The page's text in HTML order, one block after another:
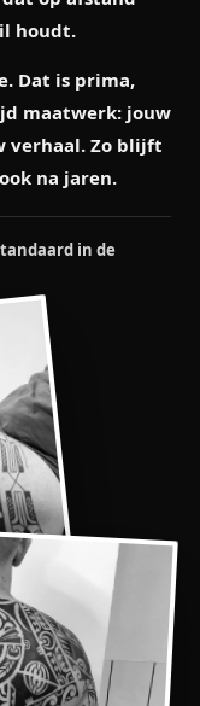
houdt.
Dat is prima,
maatwerk: jouw
verhaal. Zo blijft
na jaren.
in de